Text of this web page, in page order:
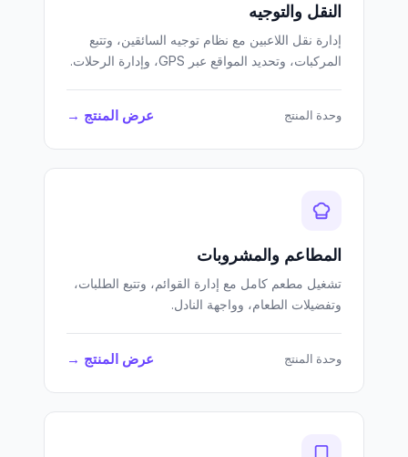
النقل والتوجيه
إدارة نقل اللاعبين مع نظام توجيه السائقين، وتتبع
المركبات، وتحديد المواقع عبر GPS، وإدارة الرحلات.
وحدة المنتج عرض المنتج →
المطاعم والمشروبات
تشغيل مطعم كامل مع إدارة القوائم، وتتبع الطلبات،
وتفضيلات الطعام، وواجهة النادل.
وحدة المنتج عرض المنتج →